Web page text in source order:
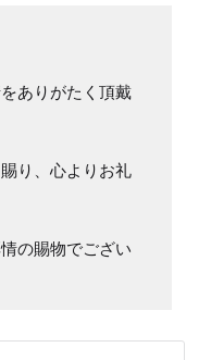
ありがたく頂戴
り、心よりお礼
の賜物でござい